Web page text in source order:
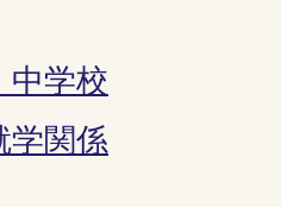
中学校
学関係